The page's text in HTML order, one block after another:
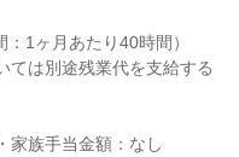
1ヶ月あたり40時間）
ては別途残業代を支給する
家族手当金額：なし